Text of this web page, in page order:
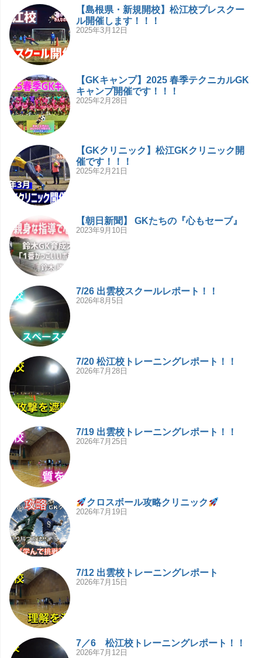
【島根県・新規開校】松江校プレスクー
ル開催します！！！
2025年3月12日
【GKキャンプ】2025 春季テクニカルGK
キャンプ開催です！！！
2025年2月28日
【GKクリニック】松江GKクリニック開
催です！！！
2025年2月21日
【朝日新聞】 GKたちの『心もセーブ』
2023年9月10日
7/26 出雲校スクールレポート！！
2026年8月5日
7/20 松江校トレーニングレポート！！
2026年7月28日
7/19 出雲校トレーニングレポート！！
2026年7月25日
クロスボール攻略クリニック
2026年7月19日
7/12 出雲校トレーニングレポート
2026年7月15日
7／6 松江校トレーニングレポート！！
2026年7月12日